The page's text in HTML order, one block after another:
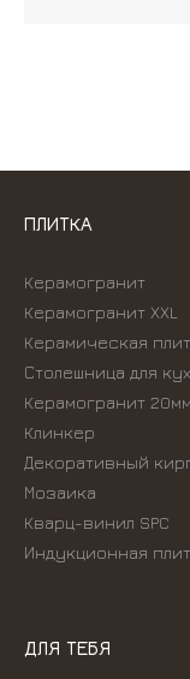
ПЛИТКА
Керамогранит
Керамогранит XXL
Керамическая
Столешница для
Керамогранит 20мм
Клинкер
Декоративный
Мозаика
Кварц-винил SPC
Индукционная
ДЛЯ ТЕБЯ